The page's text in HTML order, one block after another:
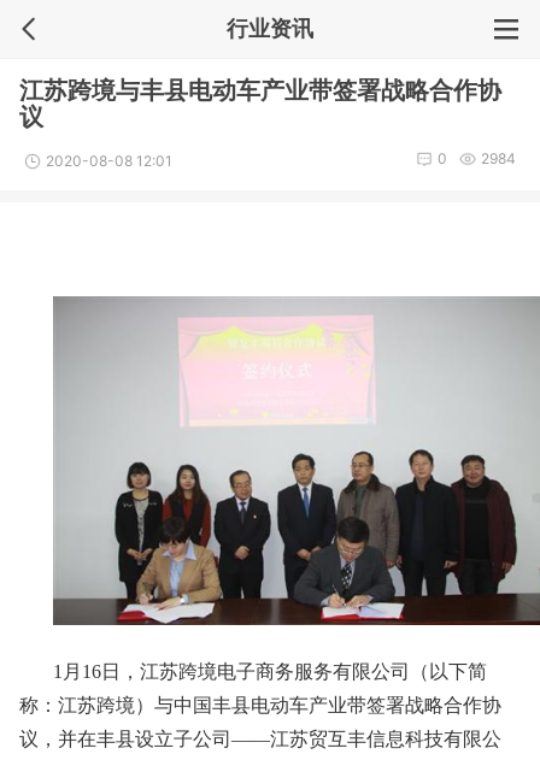
行业资讯
江苏跨境与丰县电动车产业带签署战略合作协
议
2020-08-08 12:01 2984
0
1月16日，江苏跨境电子商务服务有限公司（以下简
称：江苏跨境）与中国丰县电动车产业带签署战略合作协
议，并在丰县设立子公司——江苏贸互丰信息科技有限公